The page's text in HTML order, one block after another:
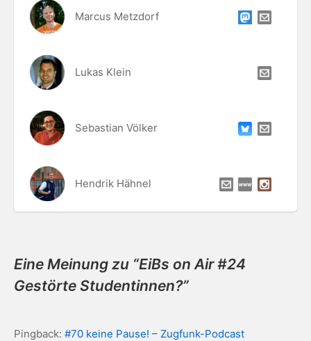
Marcus Metzdorf
Lukas Klein
Sebastian Völker
Hendrik Hähnel
Eine Meinung zu “EiBs on Air #24
Gestörte Studentinnen?”
Pingback: #70 keine Pause! – Zugfunk-Podcast